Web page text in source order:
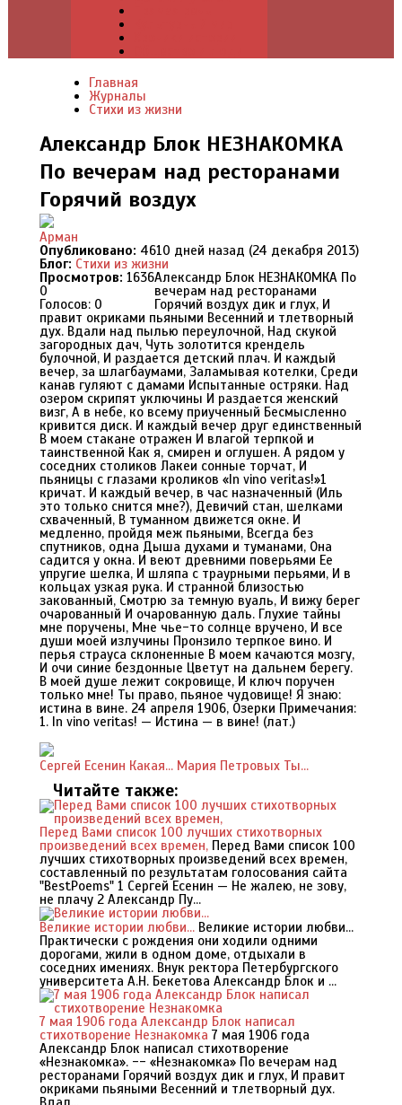
Главная
Журналы
Стихи из жизни
Александр Блок НЕЗНАКОМКА
По вечерам над ресторанами
Горячий воздух
Арман
Опубликовано: 4610 дней назад (24 декабря 2013)
Блог: Стихи из жизни
Просмотров: 1636
0
Голосов: 0
Александр Блок НЕЗНАКОМКА По
вечерам над ресторанами
Горячий воздух дик и глух, И
правит окриками пьяными Весенний и тлетворный
дух. Вдали над пылью переулочной, Над скукой
загородных дач, Чуть золотится крендель
булочной, И раздается детский плач. И каждый
вечер, за шлагбаумами, Заламывая котелки, Среди
канав гуляют с дамами Испытанные остряки. Над
озером скрипят уключины И раздается женский
визг, А в небе, ко всему приученный Бесмысленно
кривится диск. И каждый вечер друг единственный
В моем стакане отражен И влагой терпкой и
таинственной Как я, смирен и оглушен. А рядом у
соседних столиков Лакеи сонные торчат, И
пьяницы с глазами кроликов «In vino veritas!»1
кричат. И каждый вечер, в час назначенный (Иль
это только снится мне?), Девичий стан, шелками
схваченный, В туманном движется окне. И
медленно, пройдя меж пьяными, Всегда без
спутников, одна Дыша духами и туманами, Она
садится у окна. И веют древними поверьями Ее
упругие шелка, И шляпа с траурными перьями, И в
кольцах узкая рука. И странной близостью
закованный, Смотрю за темную вуаль, И вижу берег
очарованный И очарованную даль. Глухие тайны
мне поручены, Мне чье-то солнце вручено, И все
души моей излучины Пронзило терпкое вино. И
перья страуса склоненные В моем качаются мозгу,
И очи синие бездонные Цветут на дальнем берегу.
В моей душе лежит сокровище, И ключ поручен
только мне! Ты право, пьяное чудовище! Я знаю:
истина в вине. 24 апреля 1906, Озерки Примечания:
1. In vino veritas! — Истина — в вине! (лат.)
Сергей Есенин Какая... Мария Петровых Ты...
Читайте также:
Перед Вами список 100 лучших стихотворных
произведений всех времен,Перед Вами список 100
лучших стихотворных произведений всех времен,
составленный по результатам голосования сайта
"BestPoems" 1 Сергей Есенин — Не жалею, не зову,
не плачу 2 Александр Пу...
Великие истории любви...Великие истории любви...
Практически с рождения они ходили одними
дорогами, жили в одном доме, отдыхали в
соседних имениях. Внук ректора Петербургского
университета А.Н. Бекетова Александр Блок и ...
7 мая 1906 года Александр Блок написал
стихотворение Незнакомка 7 мая 1906 года
Александр Блок написал стихотворение
«Незнакомка». -- «Незнакомка» По вечерам над
ресторанами Горячий воздух дик и глух, И правит
окриками пьяными Весенний и тлетворный дух.